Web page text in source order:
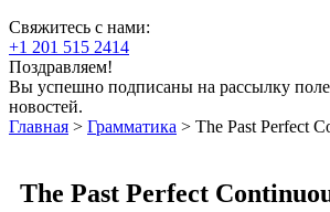
Свяжитесь с нами:
+1 201 515 2414
Поздравляем!
Вы успешно подписаны на рассылку
новостей.
Главная > Грамматика > The Past Perfect
The Past Perfect